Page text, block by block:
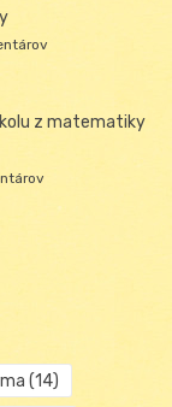
z matematiky
(14)